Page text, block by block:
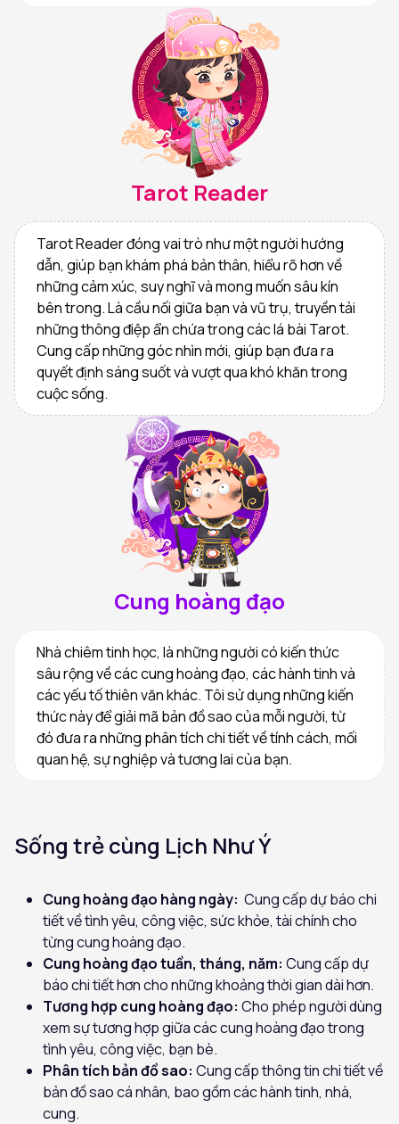
Tarot Reader
Tarot Reader đóng vai trò như một người hướng
dẫn, giúp bạn khám phá bản thân, hiểu rõ hơn về
những cảm xúc, suy nghĩ và mong muốn sâu kín
bên trong. Là cầu nối giữa bạn và vũ trụ, truyền tải
những thông điệp ẩn chứa trong các lá bài Tarot.
Cung cấp những góc nhìn mới, giúp bạn đưa ra
quyết định sáng suốt và vượt qua khó khăn trong
cuộc sống.
Cung hoàng đạo
Nhà chiêm tinh học, là những người có kiến thức
sâu rộng về các cung hoàng đạo, các hành tinh và
các yếu tố thiên văn khác. Tôi sử dụng những kiến
thức này để giải mã bản đồ sao của mỗi người, từ
đó đưa ra những phân tích chi tiết về tính cách, mối
quan hệ, sự nghiệp và tương lai của bạn.
Sống trẻ cùng Lịch Như Ý
Cung hoàng đạo hàng ngày: Cung cấp dự báo chi
tiết về tình yêu, công việc, sức khỏe, tài chính cho
từng cung hoàng đạo.
Cung hoàng đạo tuần, tháng, năm: Cung cấp dự
báo chi tiết hơn cho những khoảng thời gian dài hơn.
Tương hợp cung hoàng đạo: Cho phép người dùng
xem sự tương hợp giữa các cung hoàng đạo trong
tình yêu, công việc, bạn bè.
Phân tích bản đồ sao: Cung cấp thông tin chi tiết về
bản đồ sao cá nhân, bao gồm các hành tinh, nhà,
cung.